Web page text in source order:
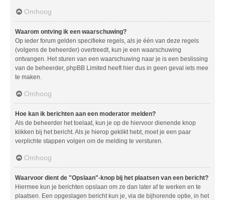
Omhoog
Waarom ontving ik een waarschuwing?
Op ieder forum gelden specifieke regels, als je één van deze regels
(volgens de beheerder) overtreedt, kun je een waarschuwing
ontvangen. Het sturen van een waarschuwing naar je is een beslissing
van de beheerder, phpBB Limited heeft hier dus in geen geval iets mee
te maken.
Omhoog
Hoe kan ik berichten aan een moderator melden?
Als de beheerder het toelaat, kun je op de hiervoor dienende knop
klikken bij het bericht. Als je hierop geklikt hebt, moet je een paar
verplichte stappen volgen om de melding te versturen.
Omhoog
Waarvoor dient de "Opslaan"-knop bij het plaatsen van een bericht?
Hiermee kun je berichten opslaan om ze dan later af te werken en te
plaatsen. Een opgeslagen bericht kun je, via de bijhorende optie, in het